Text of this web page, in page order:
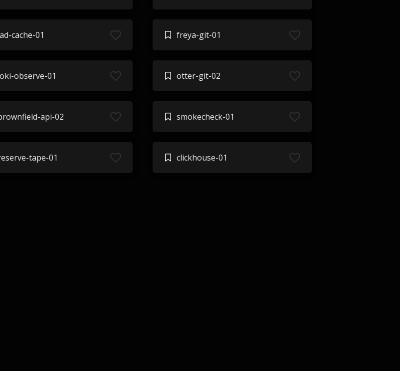
cache-01 freya-git-01
observe-01 otter-git-02
api-02 smokecheck-01
tape-01 clickhouse-01